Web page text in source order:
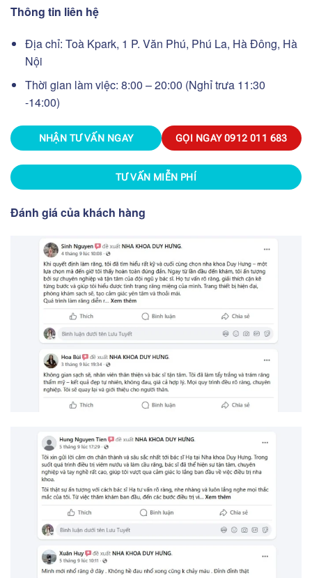
Thông tin liên hệ
Địa chỉ: Toà Kpark, 1 P. Văn Phú, Phú La, Hà Đông, Hà
Nội
Thời gian làm việc: 8:00 – 20:00 (Nghỉ trưa 11:30
-14:00)
NHẬN TƯ VẤN NGAY GỌI NGAY0912 011 683
TƯ VẤN MIỄN PHÍ
Đánh giá của khách hàng